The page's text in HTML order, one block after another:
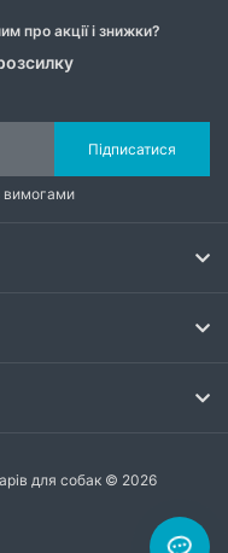
про акції і знижки?
Підписатися
вимогами
для собак © 2026